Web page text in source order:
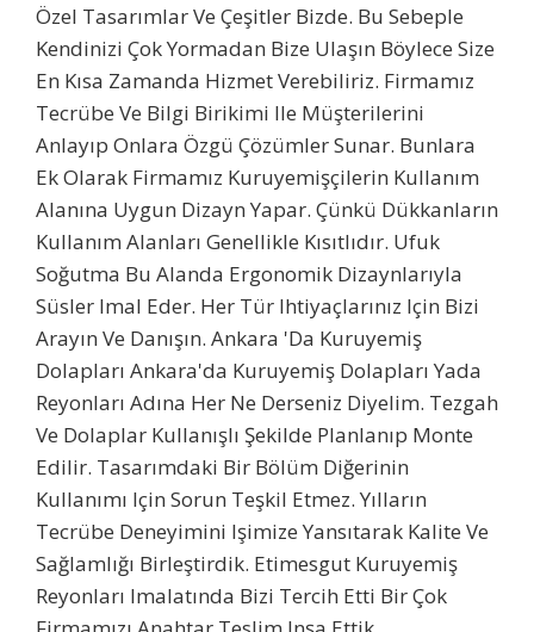
Özel Tasarımlar Ve Çeşitler Bizde. Bu Sebeple
Kendinizi Çok Yormadan Bize Ulaşın Böylece Size
En Kısa Zamanda Hizmet Verebiliriz. Firmamız
Tecrübe Ve Bilgi Birikimi Ile Müşterilerini
Anlayıp Onlara Özgü Çözümler Sunar. Bunlara
Ek Olarak Firmamız Kuruyemişçilerin Kullanım
Alanına Uygun Dizayn Yapar. Çünkü Dükkanların
Kullanım Alanları Genellikle Kısıtlıdır. Ufuk
Soğutma Bu Alanda Ergonomik Dizaynlarıyla
Süsler Imal Eder. Her Tür Ihtiyaçlarınız Için Bizi
Arayın Ve Danışın. Ankara 'da Kuruyemiş
Dolapları Ankara'da Kuruyemiş Dolapları Yada
Reyonları Adına Her Ne Derseniz Diyelim. Tezgah
Ve Dolaplar Kullanışlı Şekilde Planlanıp Monte
Edilir. Tasarımdaki Bir Bölüm Diğerinin
Kullanımı Için Sorun Teşkil Etmez. Yılların
Tecrübe Deneyimini Işimize Yansıtarak Kalite Ve
Sağlamlığı Birleştirdik. Etimesgut Kuruyemiş
Reyonları Imalatında Bizi Tercih Etti Bir Çok